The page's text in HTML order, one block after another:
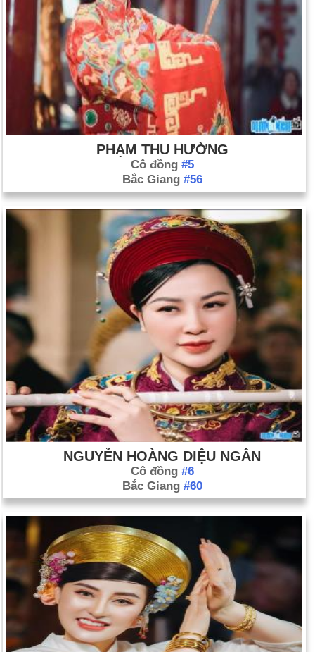
PHẠM THU HƯỜNG
Cô đồng #5
Bắc Giang #56
NGUYỄN HOÀNG DIỆU NGÂN
Cô đồng #6
Bắc Giang #60